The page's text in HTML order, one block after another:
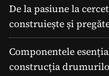
De la pasiune la
construiește și
Componentele
construcția